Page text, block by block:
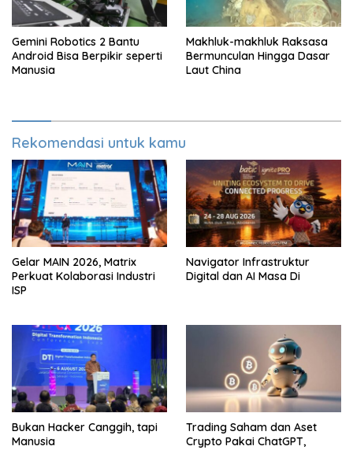
Gemini Robotics 2 Bantu
Android Bisa Berpikir seperti
Manusia
Makhluk-makhluk Raksasa
Bermunculan Hingga Dasar
Laut China
Rekomendasi untuk kamu
Gelar MAIN 2026, Matrix
Perkuat Kolaborasi Industri
ISP
Navigator Infrastruktur
Digital dan AI Masa Di
Bukan Hacker Canggih, tapi
Manusia
Trading Saham dan Aset
Crypto Pakai ChatGPT,